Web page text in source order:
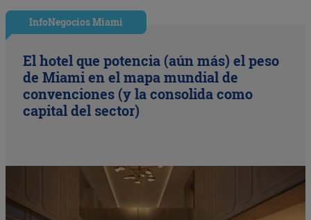
InfoNegocios Miami
El hotel que potencia (aún más) el peso
de Miami en el mapa mundial de
convenciones (y la consolida como
capital del sector)